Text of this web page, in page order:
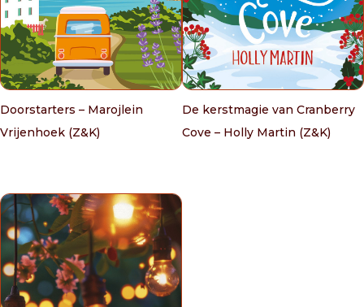
Doorstarters – Marojlein
Vrijenhoek (Z&K)
De kerstmagie van Cranberry
Cove – Holly Martin (Z&K)